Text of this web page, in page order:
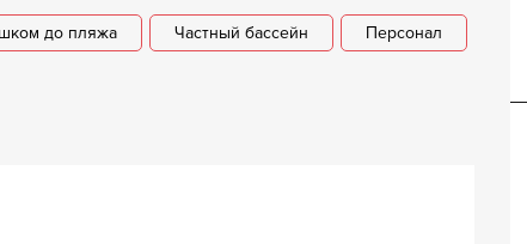
до пляжа Частный бассейн Персонал